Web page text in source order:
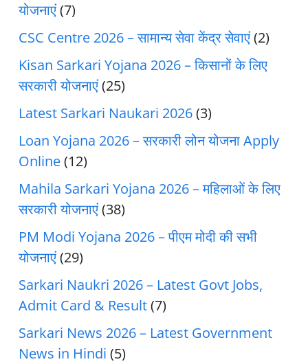
योजनाएं(7)
CSC Centre 2026 – सामान्य सेवा केंद्र सेवाएं(2)
Kisan Sarkari Yojana 2026 – किसानों के लिए
सरकारी योजनाएं(25)
Latest Sarkari Naukari 2026(3)
Loan Yojana 2026 – सरकारी लोन योजना Apply
Online(12)
Mahila Sarkari Yojana 2026 – महिलाओं के लिए
सरकारी योजनाएं(38)
PM Modi Yojana 2026 – पीएम मोदी की सभी
योजनाएं(29)
Sarkari Naukri 2026 – Latest Govt Jobs,
Admit Card & Result(7)
Sarkari News 2026 – Latest Government
News in Hindi (5)